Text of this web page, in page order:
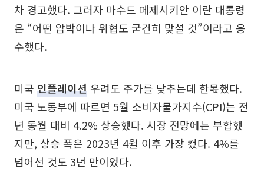
차 경고했다. 그러자 마수드 페제시키안 이란 대통령
은 “어떤 압박이나 위협도 굳건히 맞설 것”이라고 응
수했다.
미국 인플레이션 우려도 주가를 낮추는데 한몫했다.
미국 노동부에 따르면 5월 소비자물가지수(CPI)는 전
년 동월 대비 4.2% 상승했다. 시장 전망에는 부합했
지만, 상승 폭은 2023년 4월 이후 가장 컸다. 4%를
넘어선 것도 3년 만이었다.